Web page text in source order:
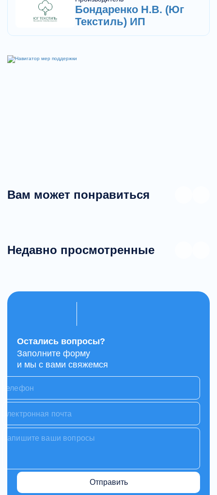
Бондаренко Н.В. (Юг
Текстиль) ИП
Вам может понравиться
Недавно просмотренные
Остались вопросы?
Заполните форму
и мы с вами свяжемся
Отправить